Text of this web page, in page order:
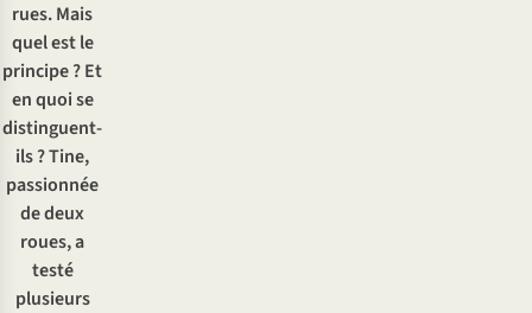
rues. Mais
quel est le
principe ? Et
en quoi se
distinguent-
ils ? Tine,
passionnée
de deux
roues, a
testé
plusieurs